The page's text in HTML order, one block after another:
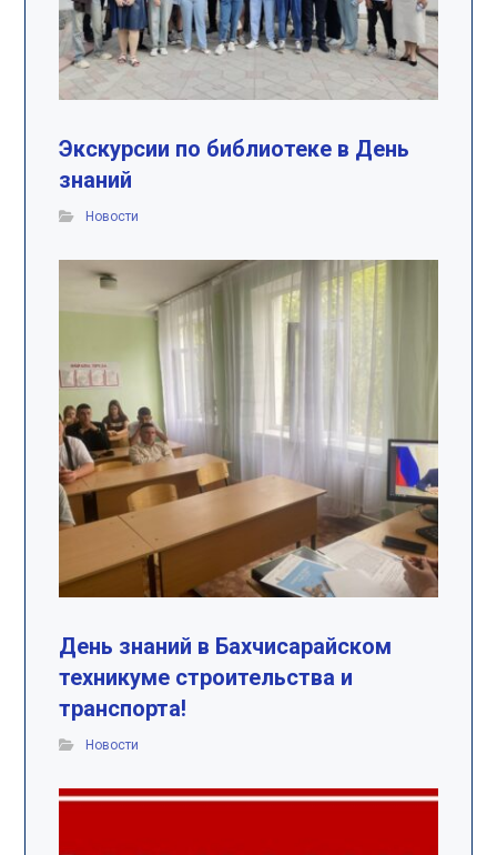
Экскурсии по библиотеке в День
знаний
Новости
День знаний в Бахчисарайском
техникуме строительства и
транспорта!
Новости